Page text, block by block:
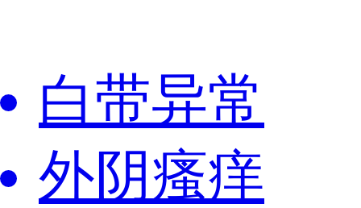
白带异常
外阴瘙痒